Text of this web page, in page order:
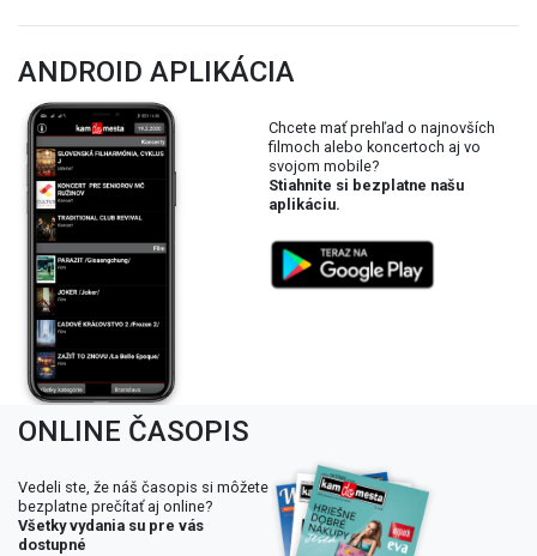
ANDROID APLIKÁCIA
Chcete mať prehľad o najnovších
filmoch alebo koncertoch aj vo
svojom mobile?
Stiahnite si bezplatne našu
aplikáciu.
ONLINE ČASOPIS
Vedeli ste, že náš časopis si môžete
bezplatne prečítať aj online?
Všetky vydania su pre vás
dostupné